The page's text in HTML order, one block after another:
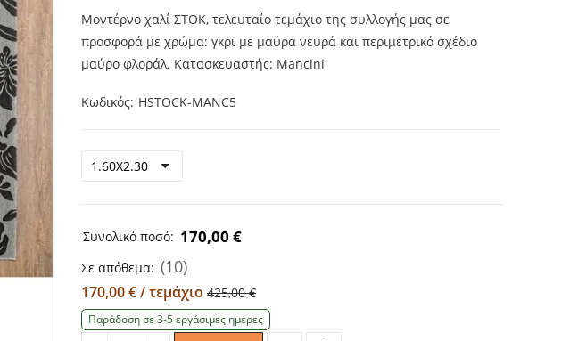
Μοντέρνο χαλί ΣΤΟΚ, τελευταίο τεμάχιο της συλλογής μας σε
προσφορά με χρώμα: γκρι με μαύρα νευρά και περιμετρικό σχέδιο
μαύρο φλοράλ. Κατασκευαστής: Mancini
Κωδικός HSTOCK-MANC5
Συνολικό ποσό: 170,00 €
Σε απόθεμα: (10)
170,00 € / τεμάχιο 425,00 €
Παράδοση σε 3-5 εργάσιμες ημέρες